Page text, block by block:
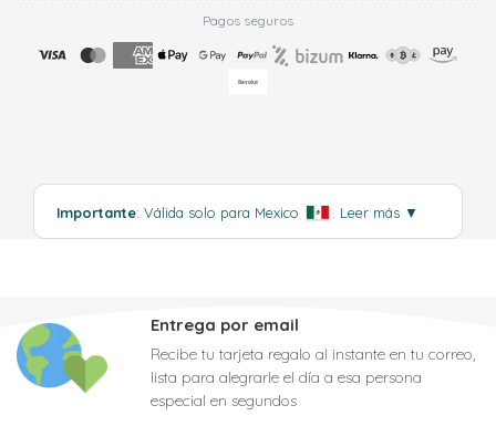
Pagos seguros
Importante: Válida solo para Mexico Leer más ▼
Entrega por email
Recibe tu tarjeta regalo al instante en tu correo,
lista para alegrarle el día a esa persona
especial en segundos